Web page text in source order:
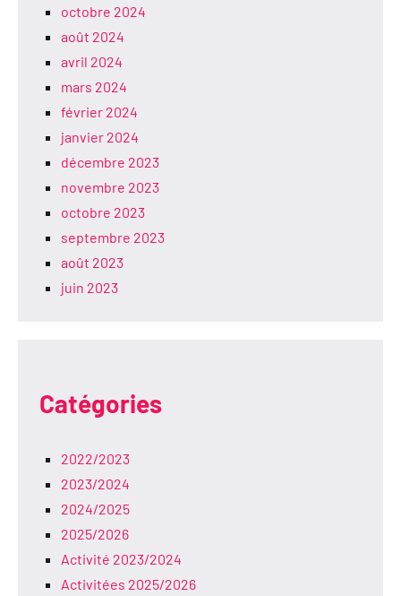
octobre 2024
août 2024
avril 2024
mars 2024
février 2024
janvier 2024
décembre 2023
novembre 2023
octobre 2023
septembre 2023
août 2023
juin 2023
Catégories
2022/2023
2023/2024
2024/2025
2025/2026
Activité 2023/2024
Activitées 2025/2026